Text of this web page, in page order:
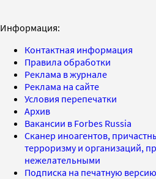
Информация:
Контактная информация
Правила обработки
Реклама в журнале
Реклама на сайте
Условия перепечатки
Архив
Вакансии в Forbes Russia
Сканер иноагентов,
терроризму и организаций,
нежелательными
Подписка на печатную